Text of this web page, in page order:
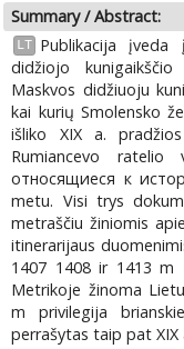
Summary / Abstract:
LT
Publikacija
didžiojo
Maskvos didžiuoju
kai kurių Smolensko
išliko XIX a.
Rumiancevo
относящиеся к
metu. Visi trys
metraščiu žiniomis
itinerarijaus
1407 1408 ir 1413 m
Metrikoje žinoma
m privilegija
perrašytas taip pat XIX